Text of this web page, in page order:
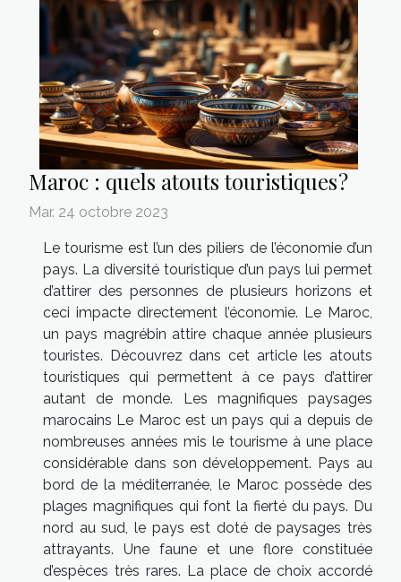
Maroc : quels atouts touristiques ?
Mar. 24 octobre 2023
Le tourisme est l’un des piliers de l’économie d’un
pays. La diversité touristique d’un pays lui permet
d’attirer des personnes de plusieurs horizons et
ceci impacte directement l’économie. Le Maroc,
un pays magrébin attire chaque année plusieurs
touristes. Découvrez dans cet article les atouts
touristiques qui permettent à ce pays d’attirer
autant de monde. Les magnifiques paysages
marocains Le Maroc est un pays qui a depuis de
nombreuses années mis le tourisme à une place
considérable dans son développement. Pays au
bord de la méditerranée, le Maroc possède des
plages magnifiques qui font la fierté du pays. Du
nord au sud, le pays est doté de paysages très
attrayants. Une faune et une flore constituée
d’espèces très rares. La place de choix accordé